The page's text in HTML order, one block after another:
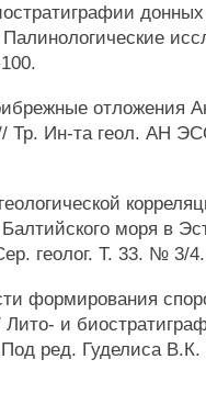
отложения
Тр. Ин-та геол. АН
моря в
геолог. Т. 33. № 3/
формирования
Лито- и
ред. Гуделиса